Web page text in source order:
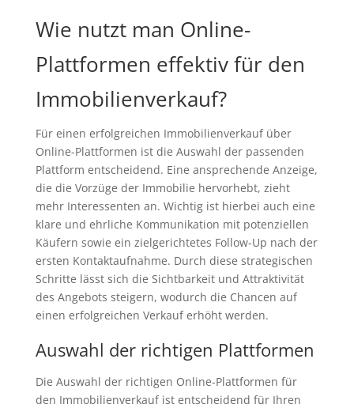
Wie nutzt man Online-
Plattformen effektiv für den
Immobilienverkauf?
Für einen erfolgreichen Immobilienverkauf über
Online-Plattformen ist die Auswahl der passenden
Plattform entscheidend. Eine ansprechende Anzeige,
die die Vorzüge der Immobilie hervorhebt, zieht
mehr Interessenten an. Wichtig ist hierbei auch eine
klare und ehrliche Kommunikation mit potenziellen
Käufern sowie ein zielgerichtetes Follow-Up nach der
ersten Kontaktaufnahme. Durch diese strategischen
Schritte lässt sich die Sichtbarkeit und Attraktivität
des Angebots steigern, wodurch die Chancen auf
einen erfolgreichen Verkauf erhöht werden.
Auswahl der richtigen Plattformen
Die Auswahl der richtigen Online-Plattformen für
den Immobilienverkauf ist entscheidend für Ihren